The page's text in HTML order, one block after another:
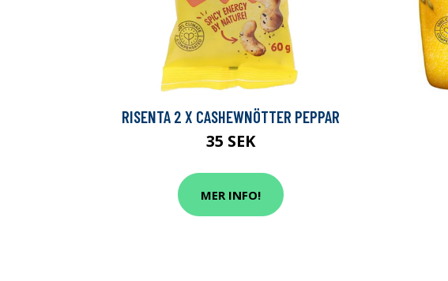
RISENTA 2 X CASHEWNÖTTER PEPPAR
35 SEK
MER INFO!